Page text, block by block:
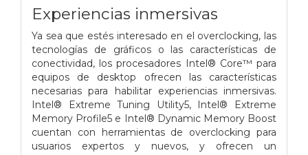
Experiencias inmersivas
Ya sea que estés interesado en el overclocking, las
tecnologías de gráficos o las características de
conectividad, los procesadores Intel® Core™ para
equipos de desktop ofrecen las características
necesarias para habilitar experiencias inmersivas.
Intel® Extreme Tuning Utility5, Intel® Extreme
Memory Profile5 e Intel® Dynamic Memory Boost
cuentan con herramientas de overclocking para
usuarios expertos y nuevos, y ofrecen un